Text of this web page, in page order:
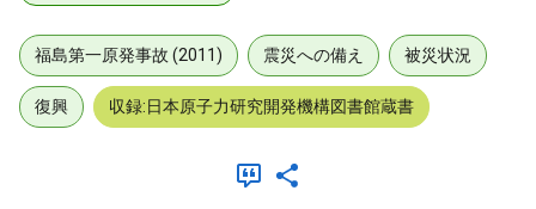
福島第一原発事故 (2011) 震災への備え 被災状況
復興 収録:日本原子力研究開発機構図書館蔵書